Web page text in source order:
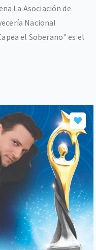
La Asociación de
Nacional
el Soberano" es el